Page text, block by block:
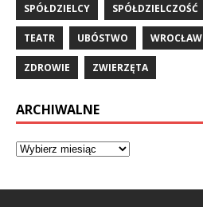
SPÓŁDZIELCY SPÓŁDZIELCZOŚĆ
TEATR UBÓSTWO WROCŁAW
ZDROWIE ZWIERZĘTA
ARCHIWALNE